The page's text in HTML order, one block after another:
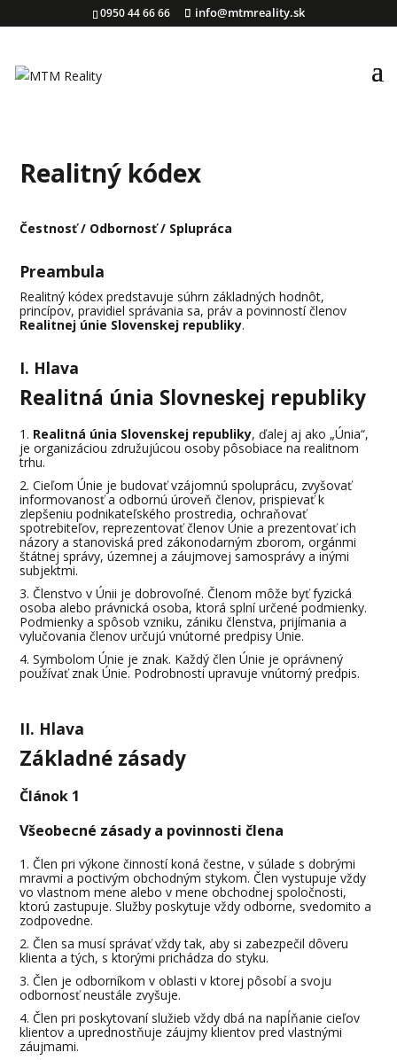
0950 44 66 66 info@mtmreality.sk
Realitný kódex
Čestnosť / Odbornosť / Splupráca
Preambula
Realitný kódex predstavuje súhrn základných hodnôt,
princípov, pravidiel správania sa, práv a povinností členov
Realitnej únie Slovenskej republiky.
I. Hlava
Realitná únia Slovneskej republiky
Realitná únia Slovenskej republiky, ďalej aj ako „Únia“,
je organizáciou združujúcou osoby pôsobiace na realitnom
trhu.
Cieľom Únie je budovať vzájomnú spoluprácu, zvyšovať
informovanosť a odbornú úroveň členov, prispievať k
zlepšeniu podnikateľského prostredia, ochraňovať
spotrebiteľov, reprezentovať členov Únie a prezentovať ich
názory a stanoviská pred zákonodarným zborom, orgánmi
štátnej správy, územnej a záujmovej samosprávy a inými
subjektmi.
Členstvo v Únii je dobrovoľné. Členom môže byť fyzická
osoba alebo právnická osoba, ktorá splní určené podmienky.
Podmienky a spôsob vzniku, zániku členstva, prijímania a
vylučovania členov určujú vnútorné predpisy Únie.
Symbolom Únie je znak. Každý člen Únie je oprávnený
používať znak Únie. Podrobnosti upravuje vnútorný predpis.
II. Hlava
Základné zásady
Článok 1
Všeobecné zásady a povinnosti člena
Člen pri výkone činností koná čestne, v súlade s dobrými
mravmi a poctivým obchodným stykom. Člen vystupuje vždy
vo vlastnom mene alebo v mene obchodnej spoločnosti,
ktorú zastupuje. Služby poskytuje vždy odborne, svedomito a
zodpovedne.
Člen sa musí správať vždy tak, aby si zabezpečil dôveru
klienta a tých, s ktorými prichádza do styku.
Člen je odborníkom v oblasti v ktorej pôsobí a svoju
odbornosť neustále zvyšuje.
Člen pri poskytovaní služieb vždy dbá na napĺňanie cieľov
klientov a uprednostňuje záujmy klientov pred vlastnými
záujmami.